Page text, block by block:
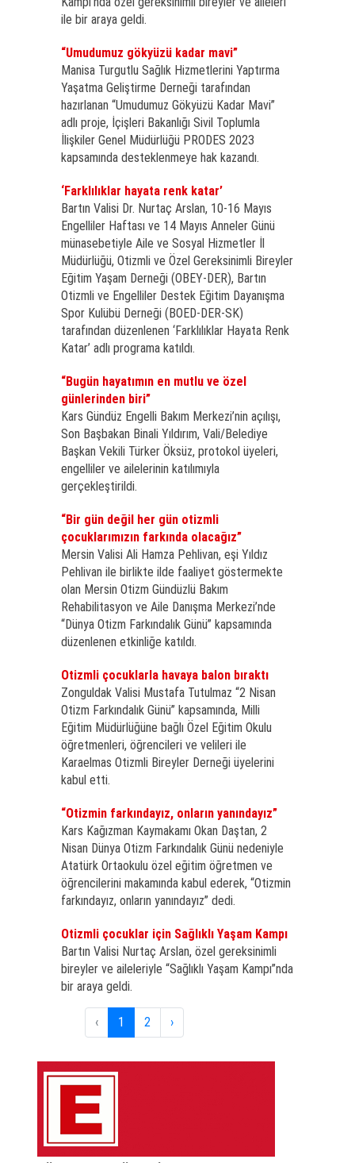
ile bir araya geldi.
“Umudumuz gökyüzü kadar mavi”
Manisa Turgutlu Sağlık Hizmetlerini Yaptırma
Yaşatma Geliştirme Derneği tarafından
hazırlanan “Umudumuz Gökyüzü Kadar Mavi”
adlı proje, İçişleri Bakanlığı Sivil Toplumla
İlişkiler Genel Müdürlüğü PRODES 2023
kapsamında desteklenmeye hak kazandı.
‘Farklılıklar hayata renk katar’
Bartın Valisi Dr. Nurtaç Arslan, 10-16 Mayıs
Engelliler Haftası ve 14 Mayıs Anneler Günü
münasebetiyle Aile ve Sosyal Hizmetler İl
Müdürlüğü, Otizmli ve Özel Gereksinimli Bireyler
Eğitim Yaşam Derneği (OBEY-DER), Bartın
Otizmli ve Engelliler Destek Eğitim Dayanışma
Spor Kulübü Derneği (BOED-DER-SK)
tarafından düzenlenen ‘Farklılıklar Hayata Renk
Katar’ adlı programa katıldı.
“Bugün hayatımın en mutlu ve özel
günlerinden biri”
Kars Gündüz Engelli Bakım Merkezi’nin açılışı,
Son Başbakan Binali Yıldırım, Vali/Belediye
Başkan Vekili Türker Öksüz, protokol üyeleri,
engelliler ve ailelerinin katılımıyla
gerçekleştirildi.
“Bir gün değil her gün otizmli
çocuklarımızın farkında olacağız”
Mersin Valisi Ali Hamza Pehlivan, eşi Yıldız
Pehlivan ile birlikte ilde faaliyet göstermekte
olan Mersin Otizm Gündüzlü Bakım
Rehabilitasyon ve Aile Danışma Merkezi’nde
“Dünya Otizm Farkındalık Günü” kapsamında
düzenlenen etkinliğe katıldı.
Otizmli çocuklarla havaya balon bıraktı
Zonguldak Valisi Mustafa Tutulmaz “2 Nisan
Otizm Farkındalık Günü” kapsamında, Milli
Eğitim Müdürlüğüne bağlı Özel Eğitim Okulu
öğretmenleri, öğrencileri ve velileri ile
Karaelmas Otizmli Bireyler Derneği üyelerini
kabul etti.
“Otizmin farkındayız, onların yanındayız”
Kars Kağızman Kaymakamı Okan Daştan, 2
Nisan Dünya Otizm Farkındalık Günü nedeniyle
Atatürk Ortaokulu özel eğitim öğretmen ve
öğrencilerini makamında kabul ederek, “Otizmin
farkındayız, onların yanındayız” dedi.
Otizmli çocuklar için Sağlıklı Yaşam Kampı
Bartın Valisi Nurtaç Arslan, özel gereksinimli
bireyler ve aileleriyle “Sağlıklı Yaşam Kampı”nda
bir araya geldi.
‹ 1 2 ›